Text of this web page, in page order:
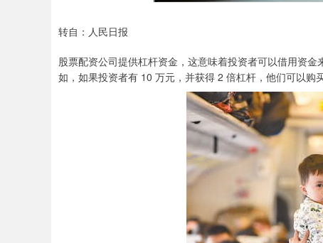
转自：人民日报
股票配资公司提供杠杆资金，这意味着投资者可以借用资
如，如果投资者有 10 万元，并获得 2 倍杠杆，他们可以购